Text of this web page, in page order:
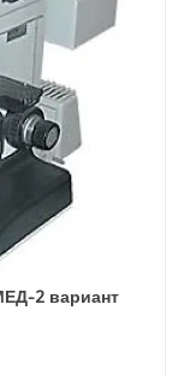
2 вариант